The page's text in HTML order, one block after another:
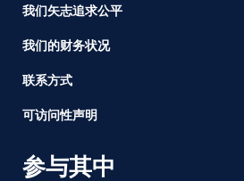
我们矢志追求公平
我们的财务状况
联系方式
可访问性声明
参与其中